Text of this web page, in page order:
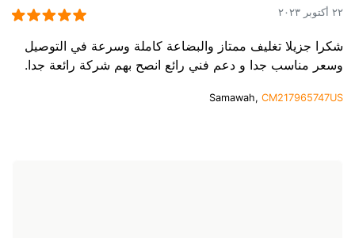
٢٢ أكتوبر ٢٠٢٣
شكرا جزيلا تغليف ممتاز والبضاعة كاملة وسرعة في التوصيل
وسعر مناسب جدا و دعم فني رائع انصح بهم شركة رائعة جدا.
Samawah, CM217965747US